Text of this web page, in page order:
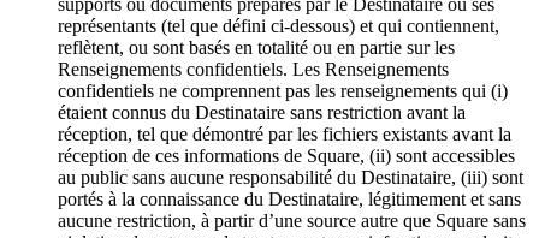
Paiements
Clients
Personnel
Argent
Ressources
représentants (tel que défini ci-dessous) et qui contiennent,
reflètent, ou sont basés en totalité ou en partie sur les
Renseignements confidentiels. Les Renseignements
confidentiels ne comprennent pas les renseignements qui (i)
étaient connus du Destinataire sans restriction avant la
réception, tel que démontré par les fichiers existants avant la
réception de ces informations de Square, (ii) sont accessibles
au public sans aucune responsabilité du Destinataire, (iii) sont
portés à la connaissance du Destinataire, légitimement et sans
aucune restriction, à partir d’une source autre que Square sans